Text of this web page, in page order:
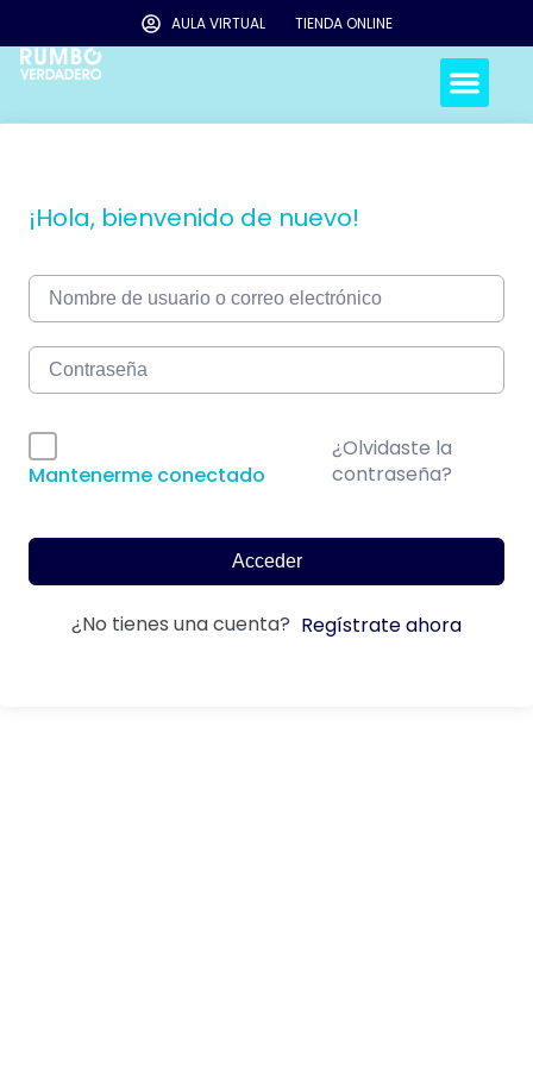
AULA VIRTUAL TIENDA ONLINE
¡Hola, bienvenido de nuevo!
Mantenerme conectado
¿Olvidaste la
contraseña?
Acceder
¿No tienes una cuenta? Regístrate ahora